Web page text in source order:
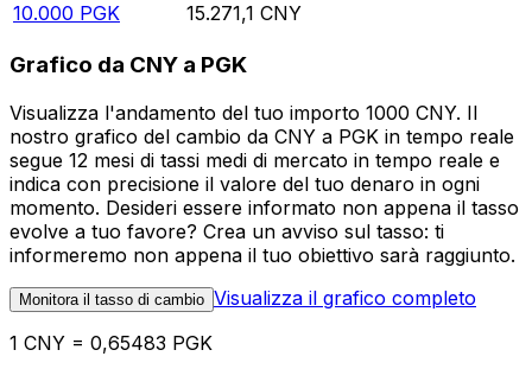
10.000 PGK 15.271,1 CNY
Grafico da CNY a PGK
Visualizza l'andamento del tuo importo 1000 CNY. Il
nostro grafico del cambio da CNY a PGK in tempo reale
segue 12 mesi di tassi medi di mercato in tempo reale e
indica con precisione il valore del tuo denaro in ogni
momento. Desideri essere informato non appena il tasso
evolve a tuo favore? Crea un avviso sul tasso: ti
informeremo non appena il tuo obiettivo sarà raggiunto.
Monitora il tasso di cambio Visualizza il grafico completo
1 CNY = 0,65483 PGK